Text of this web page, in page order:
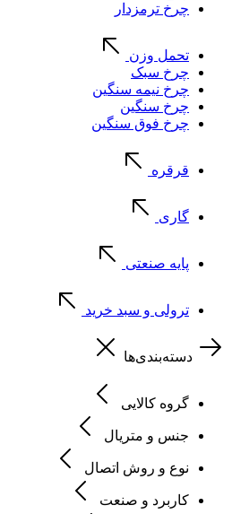
چرخ ترمزدار
تحمل وزن
چرخ سبک
چرخ نیمه سنگین
چرخ سنگین
چرخ فوق سنگین
قرقره
گاری
پایه صنعتی
ترولی و سبد خرید
دسته‌بندی‌ها
گروه کالایی
جنس و متریال
نوع و روش اتصال
کاربرد و صنعت